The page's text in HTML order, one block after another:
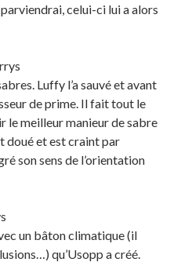
parviendrai, celui-ci lui a alors
Luffy l’a sauvé et avant
de prime. Il fait tout le
le meilleur manieur de sabre
doué et est craint par
son sens de l’orientation
un bâton climatique (il
qu’Usopp a créé.